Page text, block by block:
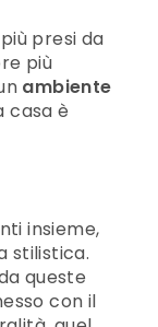
presi da
più
ambiente
casa è
insieme,
stilistica.
queste
con il